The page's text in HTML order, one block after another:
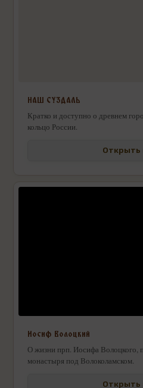
НАШ СУЗДАЛЬ
Кратко и доступно о древнем
кольцо России.
Открыть
Иосиф Волоцкий
О жизни прп. Иосифа Волоцкого,
монастыря под Волоколамском.
Открыть